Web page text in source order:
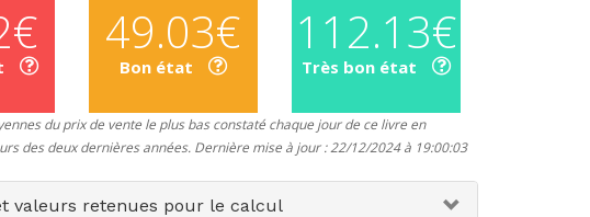
49.03€
Bon état
112.13€
Très bon état
du prix de vente le plus bas constaté chaque jour de ce livre en
des deux dernières années. Dernière mise à jour : 22/12/2024 à 19:00:03
valeurs retenues pour le calcul